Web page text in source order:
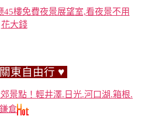
45樓免費夜景展望室,看夜景不用
花大錢
東自由行 ♥
景點！輕井澤.日光.河口湖.箱根.
鎌倉